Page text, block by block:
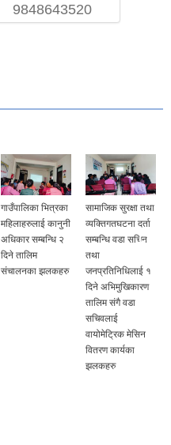
9848643520
गाउँपालिका भित्रका
महिलाहरुलाई कानुनी
अधिकार सम्बन्धि २
दिने तालिम
संचालनका झलकहरु
सामाजिक सुरक्षा तथा
व्यक्तिगतघटना दर्ता
सम्बन्धि वडा सचिन
तथा
जनप्रतिनिधिलाई १
दिने अभिमुखिकारण
तालिम संगै वडा
सचिवलाई
वायोमेट्रिक मेसिन
वितरण कार्यका
झलकहरु